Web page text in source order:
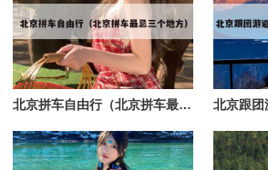
北京拼车自由行（北京拼车最忌三个地方）